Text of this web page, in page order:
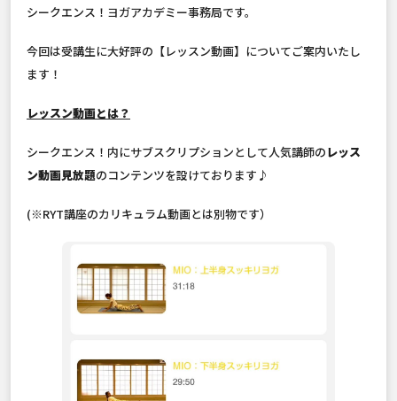
シークエンス！ヨガアカデミー事務局です。
今回は受講生に大好評の【レッスン動画】についてご案内いたし
ます！
レッスン動画とは？
シークエンス！内にサブスクリプションとして人気講師のレッス
ン動画見放題のコンテンツを設けております♪
(※RYT講座のカリキュラム動画とは別物です）